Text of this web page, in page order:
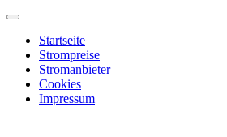
Startseite
Strompreise
Stromanbieter
Cookies
Impressum